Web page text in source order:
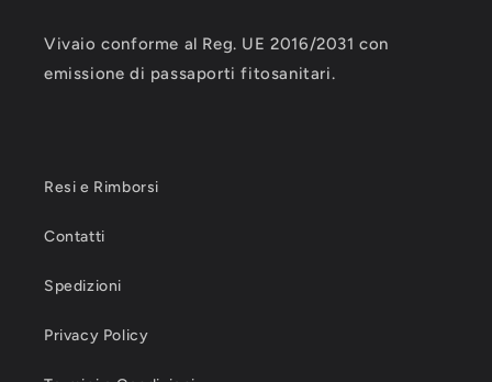
Vivaio conforme al Reg. UE 2016/2031 con
emissione di passaporti fitosanitari.
Resi e Rimborsi
Contatti
Spedizioni
Privacy Policy